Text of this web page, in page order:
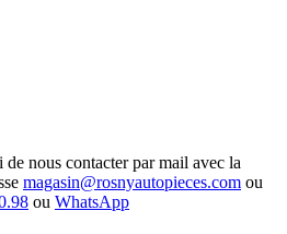
nous contacter par mail avec la
magasin@rosnyautopieces.com ou
ou WhatsApp